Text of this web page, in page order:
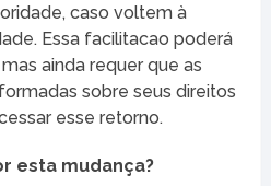
caso voltem à
Essa facilitacao poderá
ainda requer que as
sobre seus direitos
esse retorno.
esta mudança?